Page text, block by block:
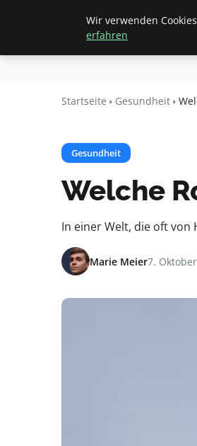
Geheimesleb
Startseite Gesundheit
Gesundheit
Welche
In einer Welt, die oft
Marie Meier7.
Wir verwenden
erfahren